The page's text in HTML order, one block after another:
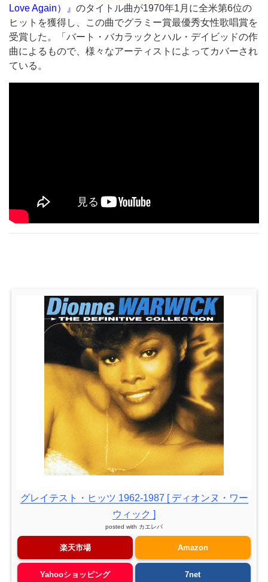
Love Again）』 のタイトル曲が1970年1月に全米第6位の
ヒットを獲得し、この曲でグラミー賞最優秀女性歌唱賞を
受賞した。「バート・バカラックとハル・デイビッドの作
曲によるもので、様々なアーティストによってカバーされ
ている。
グレイテスト・ヒッツ 1962-1987 [ ディオンヌ・ワー
ウィック ]
posted with カエレバ
楽天市場 Amazon
Yahooショッピング 7net